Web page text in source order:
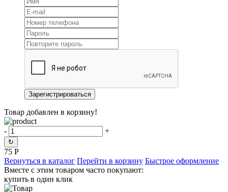
Товар добавлен в корзину!
- +
↻
75 Р
Вернуться в каталог Перейти в корзину Быстрое оформление
Вместе с этим товаром часто покупают:
купить в один клик